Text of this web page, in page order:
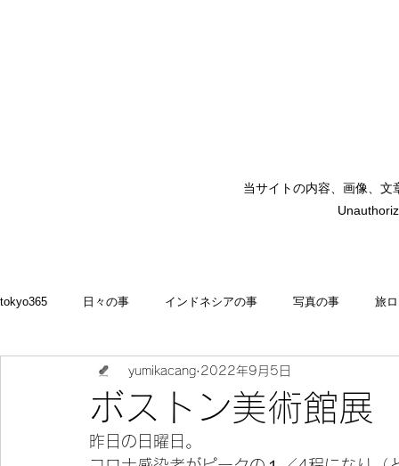
当サイトの内容、画像、
tokyo365 日々の事 インドネシアの事 写真の事 旅
食いしん坊 blog お料理・memasak
今宵の一冊
ボストン美術館
yumikacang 2022年9月5日
昨日の日曜日。